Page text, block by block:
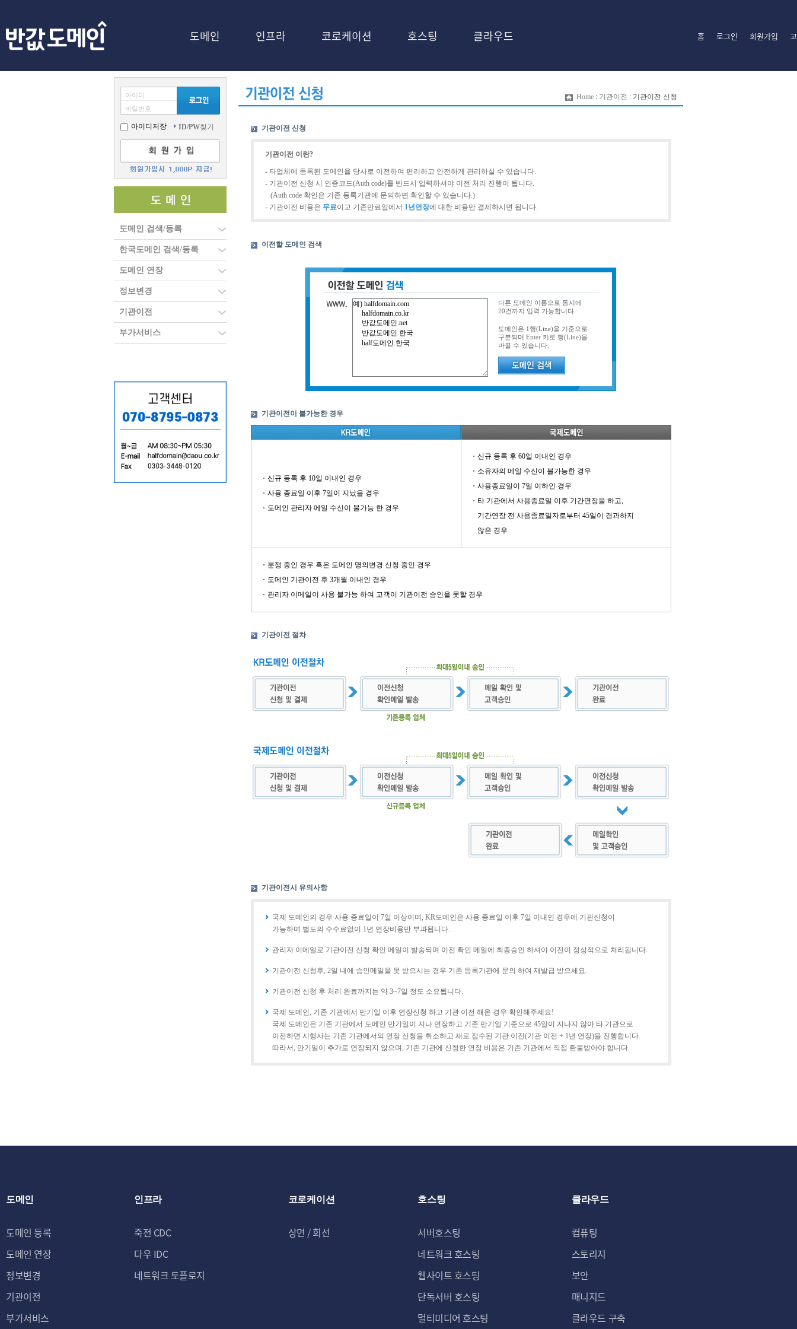
도메인 인프라 코로케이션 호스팅 클라우드 홈 로그인 회원가입
아이디
비밀번호
아이디저장 ID/PW찾기
도메인 검색/등록
한국도메인 검색/등록
도메인 연장
정보변경
기관이전
부가서비스
Home : 기관이전 : 기관이전 신청
기관이전 신청
기관이전 이란?
- 타업체에 등록된 도메인을 당사로 이전하여 편리하고 안전하게 관리하실 수 있습니다.
- 기관이전 신청 시 인증코드(Auth code)를 반드시 입력하셔야 이전 처리 진행이 됩니다.
(Auth code 확인은 기존 등록기관에 문의하면 확인할 수 있습니다.)
- 기관이전 비용은 무료이고 기존만료일에서 1년연장에 대한 비용만 결제하시면 됩니다.
이전할 도메인 검색
다른 도메인 이름으로 동시에
20건까지 입력 가능합니다.
도메인은 1행(Line)을 기준으로
구분되며 Enter 키로 행(Line)을
바꿀 수 있습니다.
기관이전이 불가능한 경우
신규 등록 후 10일 이내인 경우
사용 종료일 이후 7일이 지났을 경우
도메인 관리자 메일 수신이 불가능 한 경우
신규 등록 후 60일 이내인 경우
소유자의 메일 수신이 불가능한 경우
사용종료일이 7일 이하인 경우
타 기관에서 사용종료일 이후 기간연장을 하고,
기간연장 전 사용종료일자로부터 45일이 경과하지
않은 경우
분쟁 중인 경우 혹은 도메인 명의변경 신청 중인 경우
도메인 기관이전 후 3개월 이내인 경우
관리자 이메일이 사용 불가능 하여 고객이 기관이전 승인을 못할 경우
기관이전 절차
기관이전시 유의사항
국제 도메인의 경우 사용 종료일이 7일 이상이며, KR도메인은 사용 종료일 이후 7일 이내인 경우에 기관신청이
가능하며 별도의 수수료없이 1년 연장비용만 부과됩니다.
관리자 이메일로 기관이전 신청 확인 메일이 발송되며 이전 확인 메일에 최종승인 하셔야 이전이 정상적으로 처리됩니다.
기관이전 신청후, 2일 내에 승인메일을 못 받으시는 경우 기존 등록기관에 문의 하여 재발급 받으세요.
기관이전 신청 후 처리 완료까지는 약 3~7일 정도 소요됩니다.
국제 도메인, 기존 기관에서 만기일 이후 연장신청 하고 기관 이전 해온 경우 확인해주세요!
국제 도메인은 기존 기관에서 도메인 만기일이 지나 연장하고 기존 만기일 기준으로 45일이 지나지 않아 타 기관으로
이전하면 시행사는 기존 기관에서의 연장 신청을 취소하고 새로 접수된 기관 이전(기관 이전 + 1년 연장)을 진행합니다.
따라서, 만기일이 추가로 연장되지 않으며, 기존 기관에 신청한 연장 비용은 기존 기관에서 직접 환불받아야 합니다.
도메인
도메인 등록
도메인 연장
정보변경
기관이전
부가서비스
인프라
죽전 CDC
다우 IDC
네트워크 토플로지
코로케이션
상면 / 회선
호스팅
서버호스팅
네트워크 호스팅
웹사이트 호스팅
단독서버 호스팅
멀티미디어 호스팅
클라우드
컴퓨팅
스토리지
보안
매니지드
클라우드 구축